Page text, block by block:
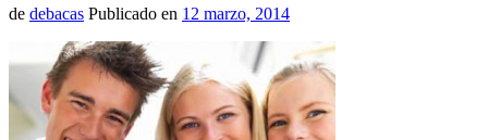
de debacas Publicado en 12 marzo, 2014